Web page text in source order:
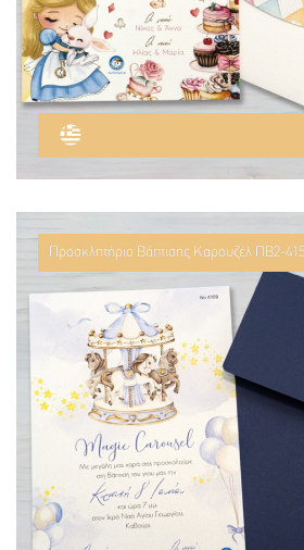
Προσκλητήριο Βάπτισης Καρουζέλ ΠΒ2-